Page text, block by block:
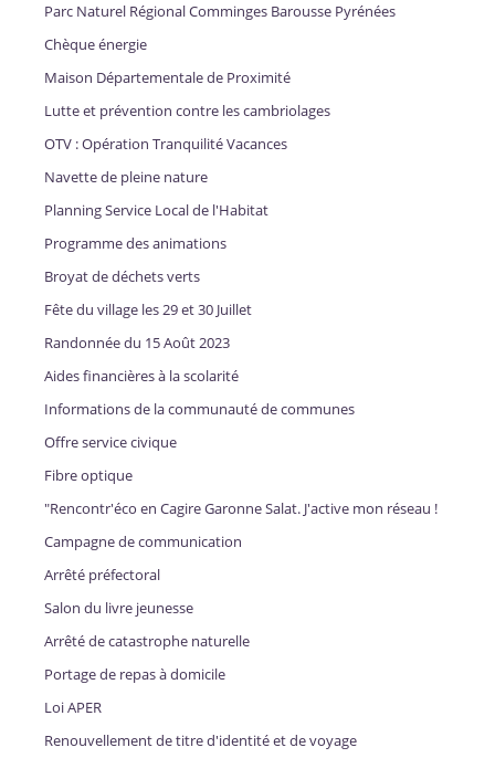
Parc Naturel Régional Comminges Barousse Pyrénées
Chèque énergie
Maison Départementale de Proximité
Lutte et prévention contre les cambriolages
OTV : Opération Tranquilité Vacances
Navette de pleine nature
Planning Service Local de l'Habitat
Programme des animations
Broyat de déchets verts
Fête du village les 29 et 30 Juillet
Randonnée du 15 Août 2023
Aides financières à la scolarité
Informations de la communauté de communes
Offre service civique
Fibre optique
"Rencontr'éco en Cagire Garonne Salat. J'active mon réseau !
Campagne de communication
Arrêté préfectoral
Salon du livre jeunesse
Arrêté de catastrophe naturelle
Portage de repas à domicile
Loi APER
Renouvellement de titre d'identité et de voyage